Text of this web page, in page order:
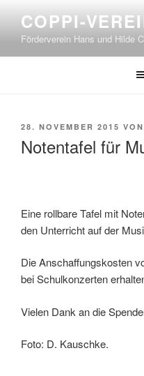
Inhalt
springen
COPPI-
Förderverein Hans und Hilde
VERÖFFENTLICHT
28. NOVEMBER 2015 VON
Notentafel für
Eine rollbare Tafel mit
den Unterricht auf der
Die Anschaffungskosten
bei Schulkonzerten
Vielen Dank an die
Foto: D. Kauschke.